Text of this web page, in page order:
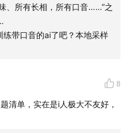
钱不花
赶出去
)可以24小时内拉来20人
识自己行业内本地最知名
的当地小众旅游线路(无付
、所有长相，所有口音……”之
练带口音的ai了吧？本地采样
8
清单，实在是i人极大不友好，